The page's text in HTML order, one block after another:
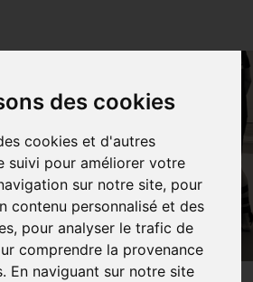
des cookies
cookies et d'autres
suivi pour améliorer votre
sur notre site, pour
contenu personnalisé et des
pour analyser le trafic de
comprendre la provenance
En naviguant sur notre site